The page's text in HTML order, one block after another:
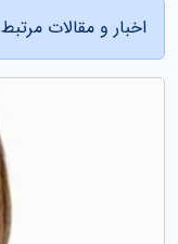
اخبار و مقالات مرتبط